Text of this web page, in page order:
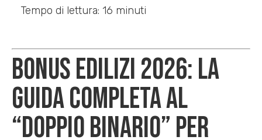
Tempo di lettura: 16 minuti
Bonus Edilizi 2026: La
Guida Completa al
“Doppio Binario” per